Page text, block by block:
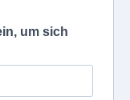
um sich